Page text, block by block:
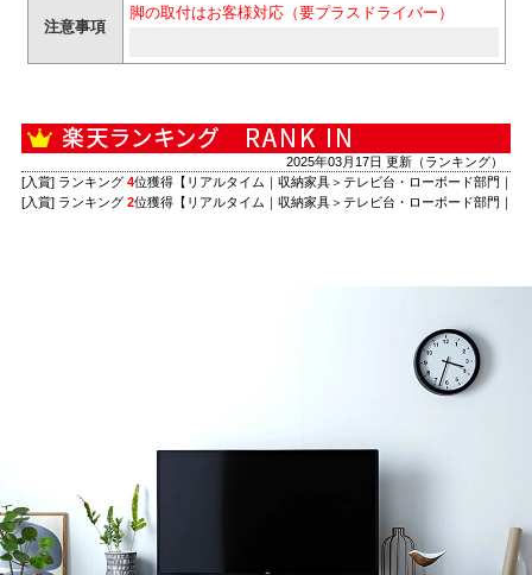
注意事項
脚の取付はお客様対応（要プラスドライバー）